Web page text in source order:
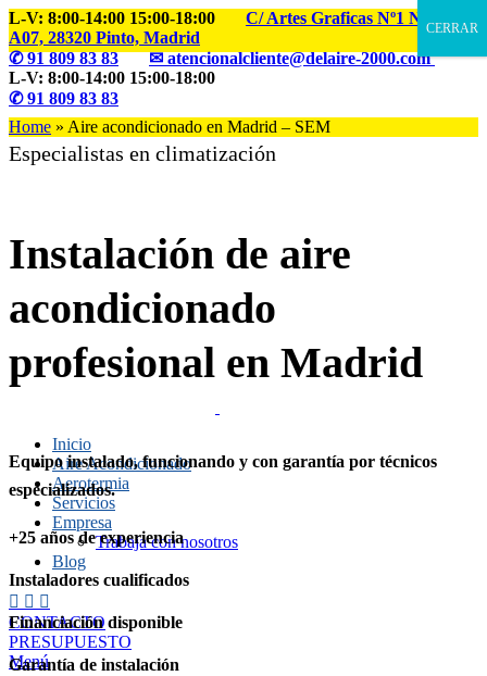
L-V: 8:00-14:00 15:00-18:00 C/ Artes Graficas Nº1 Nave
A07, 28320 Pinto, Madrid
✆91 809 83 83
✉ atencionalcliente@delaire-2000.com
L-V: 8:00-14:00 15:00-18:00
✆91 809 83 83
Inicio
Aire Acondicionado
Aerotermia
Servicios
Empresa
Trabaja con nosotros
Blog
CONTACTO
PRESUPUESTO
Menú
Home » Aire acondicionado en Madrid – SEM
Especialistas en climatización
Instalación de aire
acondicionado
profesional en Madrid
Equipo instalado, funcionando y con garantía por técnicos
especializados.
+25 años de experiencia
Instaladores cualificados
Financiación disponible
Garantía de instalación
CERRAR